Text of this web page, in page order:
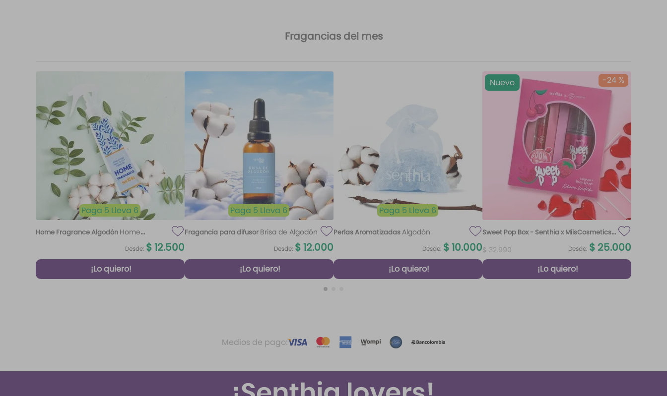
Fragancias del mes
Paga 5 Lleva 6
Home Fragrance Algodón Home
Desde: $12.500
¡Lo quiero!
Paga 5 Lleva 6
Fragancia para difusor Brisa de Algodón
Desde: $12.000
¡Lo quiero!
Paga 5 Lleva 6
Perlas AromatizadasAlgodón
Desde: $10.000
¡Lo quiero!
-24 %
Nuevo
Sweet Pop Box - Senthia x MiisCosmetics
$ 32.990 Desde: $ 25.000
¡Lo quiero!
Medios de pago: